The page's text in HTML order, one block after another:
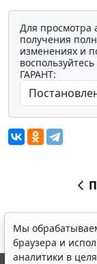
Для просмотра
получения
изменениях и
ГАРАНТ:
Мы
браузера и
аналитики в